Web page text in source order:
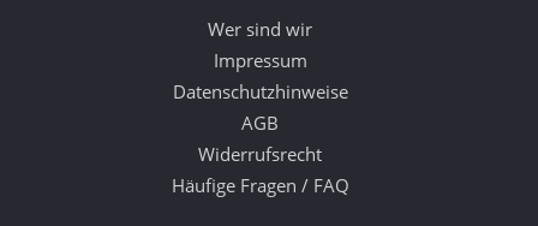
Wer sind wir
Impressum
Datenschutzhinweise
AGB
Widerrufsrecht
Häufige Fragen / FAQ